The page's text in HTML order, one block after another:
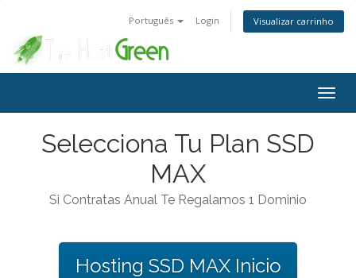
Português Login Visualizar carrinho
Selecciona Tu Plan SSD
MAX
Si Contratas Anual Te Regalamos 1 Dominio
Hosting SSD MAX Inicio